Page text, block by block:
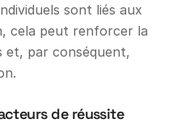
sont liés aux
cela peut renforcer la
et, par conséquent,
de réussite